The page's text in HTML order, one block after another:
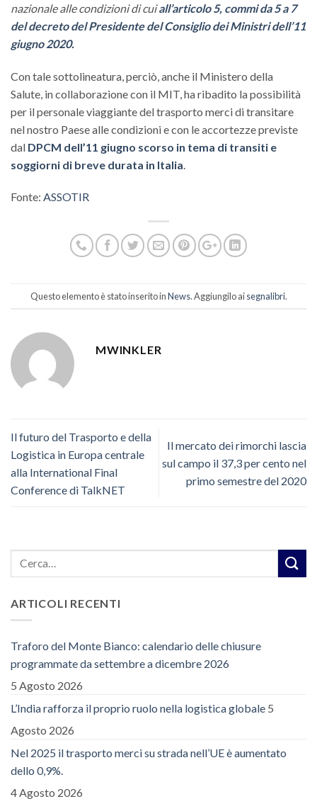
nazionale alle condizioni di cuiall’articolo 5, commi da 5 a 7
del decreto del Presidente del Consiglio dei Ministri dell’11
giugno 2020.
Con tale sottolineatura, perciò, anche il Ministero della
Salute, in collaborazione con il MIT, ha ribadito la possibilità
per il personale viaggiante del trasporto merci di transitare
nel nostro Paese alle condizioni e con le accortezze previste
dal DPCM dell’11 giugno scorso in tema di transiti e
soggiorni di breve durata in Italia
Fonte: ASSOTIR
Questo elemento è stato inserito inNews. Aggiungilo aisegnalibri.
MWINKLER
Il futuro del Trasporto e della
Logistica in Europa centrale
alla International Final
Conference di TalkNET
Il mercato dei rimorchi lascia
sul campo il 37,3 per cento nel
primo semestre del 2020
ARTICOLI RECENTI
Traforo del Monte Bianco: calendario delle chiusure
programmate da settembre a dicembre 2026
5 Agosto 2026
L’India rafforza il proprio ruolo nella logistica globale 5
Agosto 2026
Nel 2025 il trasporto merci su strada nell’UE è aumentato
dello 0,9%.
4 Agosto 2026